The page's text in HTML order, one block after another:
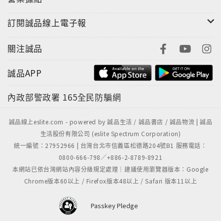
訂閱誠品線上電子報
關注誠品
誠品APP
內政部警政署 165全民防騙網
誠品線上eslite.com - powered by 誠品生活 / 誠品書店 / 誠品物流 | 誠品
生活股份有限公司 (eslite Spectrum Corporation)
統一編號：27952966 | 台灣台北市信義區松德路204號B1 服務電話：
0800-666-798／+886-2-8789-8921
本網站已依台灣網站內容分級規定處理｜建議使用瀏覽器版本：Google
Chrome版本60以上 / Firefox版本48以上 / Safari 版本11以上
Passkey Pledge